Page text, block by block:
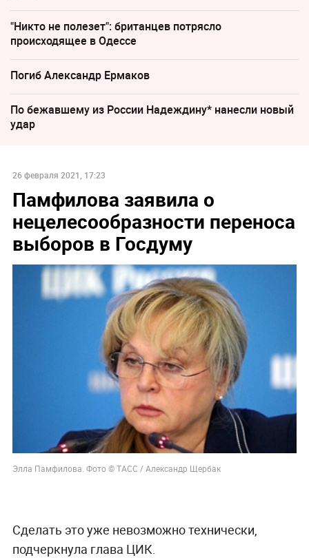
"Никто не полезет": британцев потрясло
происходящее в Одессе
Погиб Александр Ермаков
По бежавшему из России Надеждину* нанесли новый
удар
26 февраля 2021, 17:23
Памфилова заявила о
нецелесообразности переноса
выборов в Госдуму
Элла Памфилова. Фото © ТАСС / Александр Щербак
Сделать это уже невозможно технически,
подчеркнула глава ЦИК.